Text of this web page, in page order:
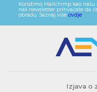
Koristimo Mailchimp kao
naš newsletter prihvaćate da
obradu. Saznaj više ovdje
Izjava o